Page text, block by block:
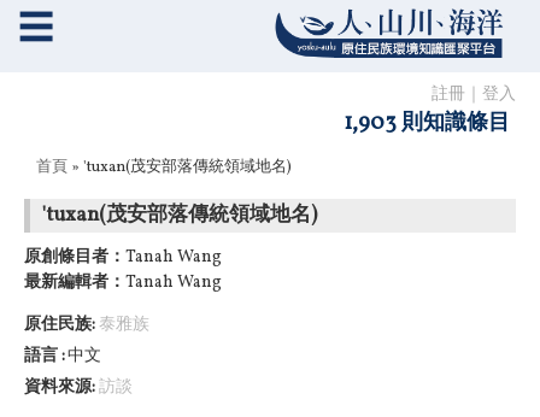
註冊 登入
1,903 則知識條目
☰
您在這裡
首頁 » 'tuxan(茂安部落傳統領域地名)
'tuxan(茂安部落傳統領域地名)
原創條目者： Tanah Wang
最新編輯者： Tanah Wang
原住民族: 泰雅族
語言 中文
資料來源:訪談